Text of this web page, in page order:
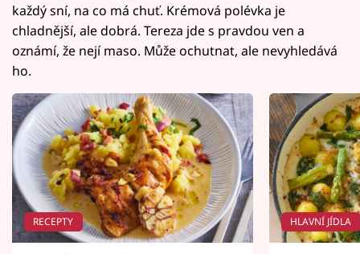
každý sní, na co má chuť. Krémová polévka je
chladnější, ale dobrá. Tereza jde s pravdou ven a
oznámí, že nejí maso. Může ochutnat, ale nevyhledává
ho.
RECEPTY HLAVNÍ JÍDLA